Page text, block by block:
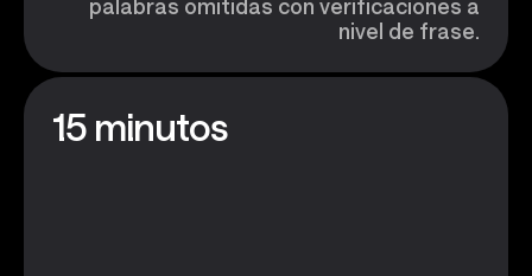
palabras omitidas con verificaciones a
nivel de frase.
15 minutos